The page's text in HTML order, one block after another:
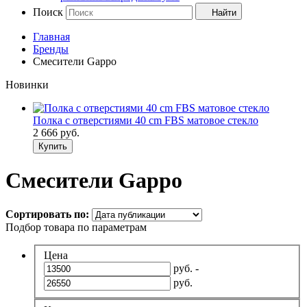
Поиск
Найти
Главная
Бренды
Смесители Gappo
Новинки
Полка с отверстиями 40 cm FBS матовое стекло
2 666 руб.
Купить
Смесители Gappo
Сортировать по:
Подбор товара по параметрам
Цена
руб. -
руб.